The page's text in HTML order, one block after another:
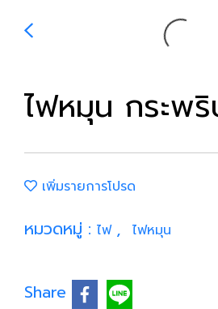
ไฟหมุน กระพริ
เพิ่มรายการโปรด
หมวดหมู่ : ไฟ , ไฟหมุน
Share